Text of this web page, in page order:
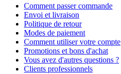
Comment passer commande
Envoi et livraison
Politique de retour
Modes de paiement
Comment utiliser votre compte
Promotions et bons d'achat
Vous avez d'autres questions ?
Clients professionnels